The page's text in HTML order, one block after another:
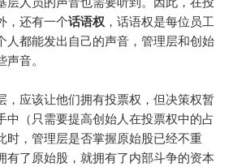
，还有一个话语权 ，话语权是每位员工
人都能发出自己的声音，管理层和创始
音。
，应该让他们拥有投票权，但决策权暂
中（只需要提高创始人在投票权中的占
时，管理层是否掌握原始股已经不重
有了原始股，就拥有了内部斗争的资本